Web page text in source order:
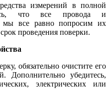
измерений в полной
что все провода и
мы все равно попросим их
проведения поверки.
обязательно очистите его
Дополнительно убедитесь,
электрических или